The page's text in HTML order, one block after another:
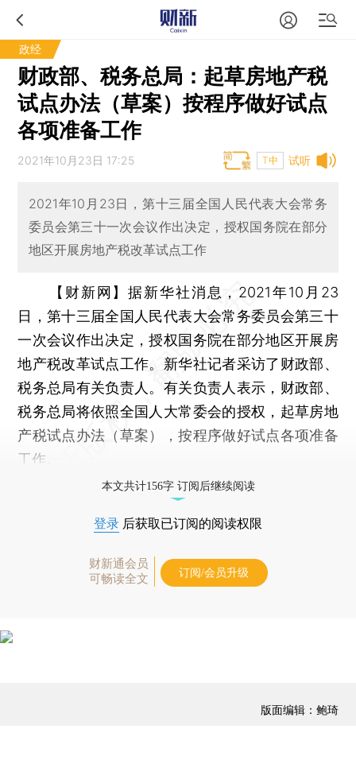
政经
财政部、税务总局：起草房地产税
试点办法（草案）按程序做好试点
各项准备工作
试听
2021年10月23日 17:25 T中
2021年10月23日，第十三届全国人民代表大会常务
委员会第三十一次会议作出决定，授权国务院在部分
地区开展房地产税改革试点工作
【财新网】据新华社消息，2021年10月23
日，第十三届全国人民代表大会常务委员会第三十
一次会议作出决定，授权国务院在部分地区开展房
地产税改革试点工作。新华社记者采访了财政部、
税务总局有关负责人。有关负责人表示，财政部、
税务总局将依照全国人大常委会的授权，起草房地
产税试点办法（草案），按程序做好试点各项准备
工作。
本文共计156字 订阅后继续阅读
登录 后获取已订阅的阅读权限
财新通会员
可畅读全文
订阅/会员升级
版面编辑：鲍琦